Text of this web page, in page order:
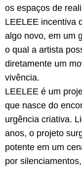
os espaços de
LEELEE incentiva
algo novo, em um
o qual a artista
diretamente um
vivência.
LEELEE é um
que nasce do
urgência criativa.
anos, o projeto
potente em um
por